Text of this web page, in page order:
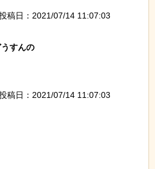
稿日：2021/07/14 11:07:03
すんの
稿日：2021/07/14 11:07:03